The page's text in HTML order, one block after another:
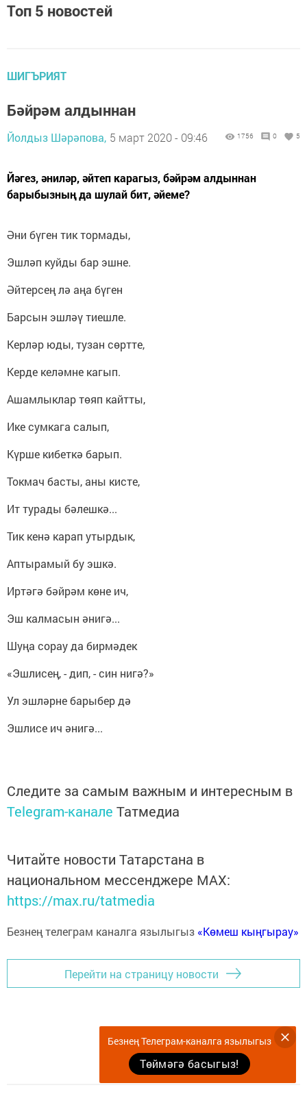
Топ 5 новостей
ШИГЪРИЯТ
Бәйрәм алдыннан
Йолдыз Шәрәпова, 5 март 2020 - 09:46 1756 0 5
Йәгез, әниләр, әйтеп карагыз, бәйрәм алдыннан
барыбызның да шулай бит, әйеме?
Әни бүген тик тормады,
Эшләп куйды бар эшне.
Әйтерсең лә аңа бүген
Барсын эшләү тиешле.
Керләр юды, тузан сөртте,
Керде келәмне кагып.
Ашамлыклар төяп кайтты,
Ике сумкага салып,
Күрше кибеткә барып.
Токмач басты, аны кисте,
Ит турады бәлешкә...
Тик кенә карап утырдык,
Аптырамый бу эшкә.
Иртәгә бәйрәм көне ич,
Эш калмасын әнигә...
Шуңа сорау да бирмәдек
«Эшлисең, - дип, - син нигә?»
Ул эшләрне барыбер дә
Эшлисе ич әнигә...
Следите за самым важным и интересным в
Telegram-канале Татмедиа
Читайте новости Татарстана в
национальном мессенджере MАХ:
https://max.ru/tatmedia
Безнең телеграм каналга язылыгыз «Көмеш кыңгырау»
Перейти на страницу новости
Безнең Телеграм-каналга язылыгыз
Төймәгә басыгыз!